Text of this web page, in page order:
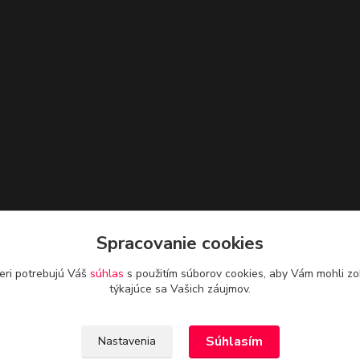
Spracovanie cookies
potrebujú Váš súhlas s použitím súborov cookies, aby Vám mohli
týkajúce sa Vašich záujmov.
Nastavenia Súhlasím